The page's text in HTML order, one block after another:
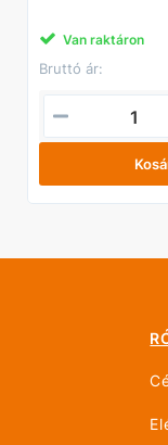
Van raktáron
Bruttó ár: